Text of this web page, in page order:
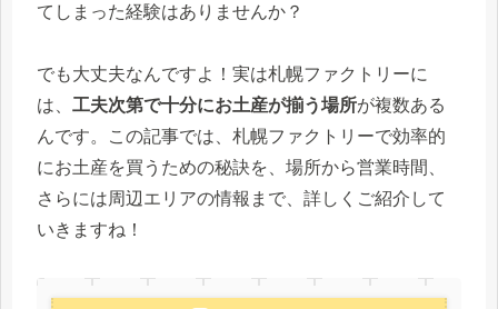
てしまった経験はありませんか？
でも大丈夫なんですよ！実は札幌ファクトリーに
は、 工夫次第で十分にお土産が揃う場所が複数ある
んです。この記事では、札幌ファクトリーで効率的
にお土産を買うための秘訣を、場所から営業時間、
さらには周辺エリアの情報まで、詳しくご紹介して
いきますね！